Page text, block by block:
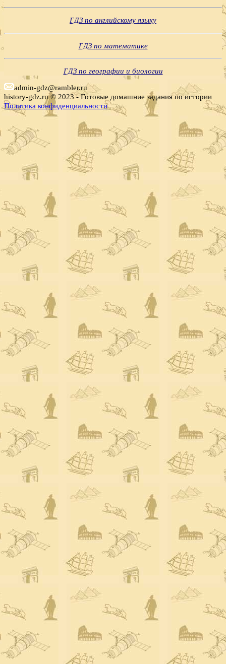
ГДЗ по английскому языку
ГДЗ по математике
ГДЗ по географии и биологии
admin-gdz@rambler.ru
history-gdz.ru © 2023 - Готовые домашние задания по истории
Политика конфиденциальности